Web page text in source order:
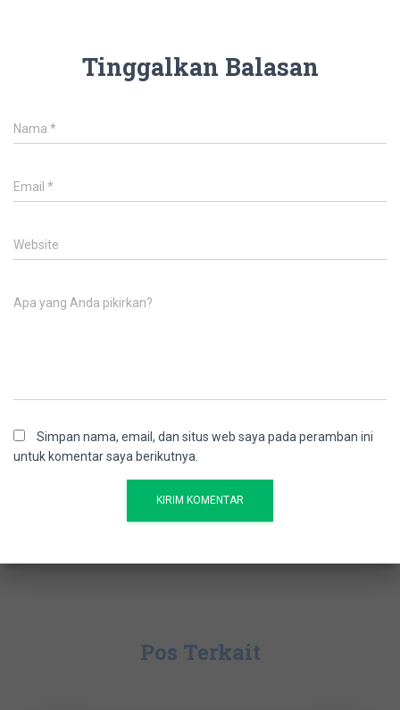
Tinggalkan Balasan
Nama *
Email *
Website
Apa yang Anda pikirkan?
Simpan nama, email, dan situs web saya pada peramban ini
untuk komentar saya berikutnya.
Pos Terkait